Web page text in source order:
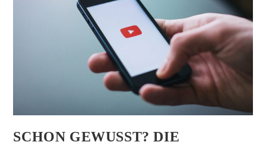
SCHON GEWUSST? DIE